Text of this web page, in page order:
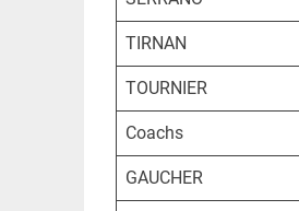
TIRNAN
TOURNIER
Coachs
GAUCHER